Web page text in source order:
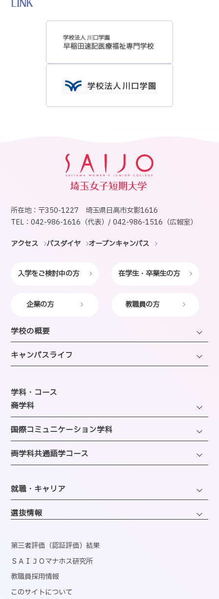
LINK
所在地：〒350-1227 埼玉県日高市女影1616
TEL：042-986-1616（代表）/ 042-986-1516（広報室）
アクセス バスダイヤ オープンキャンパス
入学をご検討中の方 在学生・卒業生の方
企業の方 教職員の方
学校の概要
学長・理事長挨拶
建学の精神・沿革・校歌
SAIJOの特徴
選ばれる理由
教員紹介
アクセス
キャンパスライフ
年間スケジュール
施設のご紹介
図書館
クラブ＆サークルのご案内
海外留学制度
学科・コース
─商学科
ファッション・トレンドコース
ビューティーホスピタリティコース
経営・マーケティングコース
情報・AIライフコース
医療事務コンピュータコース
─国際コミュニケーション学科
観光・エンターテインメントコース
企画・地域ブランディングコース
ホテル・ホスピタリティコース
エアライン・ホスピタリティコース
ブライダル・コーディネートコース
─両学科共通語学コース
韓国語コミュニケーションコース
就職・キャリア
キャリアサポートセンター
資格取得
国内インターンシップ・課外研修
産官学連携
内定者速報
選抜情報
第三者評価（認証評価）結果
ＳＡＩＪＯマナホス研究所
教職員採用情報
このサイトについて